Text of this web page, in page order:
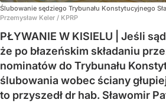
Ślubowanie sędziego Trybunału Konstytucyjnego
Przemysław Keler / KPRP
PŁYWANIE W KISIELU | Jeśli
że po błazeńskim składaniu
nominatów do Trybunału
ślubowania wobec ściany
to przyszedł dr hab. Sławomir